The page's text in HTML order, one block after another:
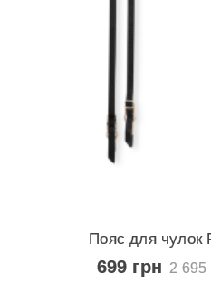
Пояс для чулок
699 грн 2 695